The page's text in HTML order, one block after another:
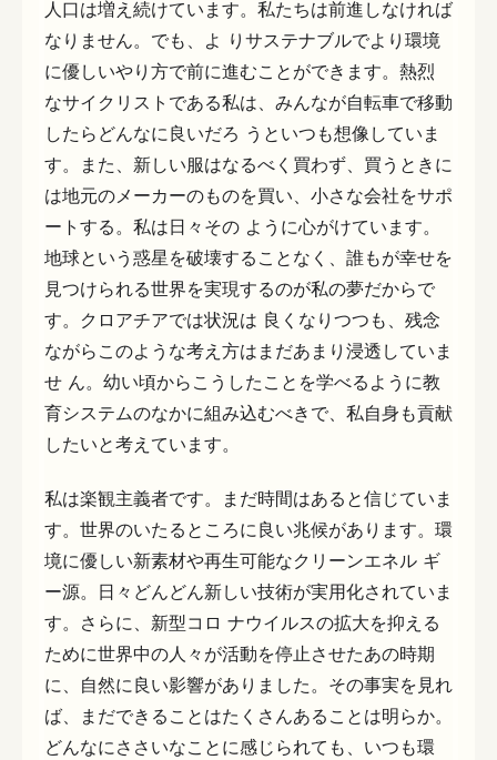
人口は増え続けています。私たちは前進しなければ
なりません。でも、よ りサステナブルでより環境
に優しいやり方で前に進むことができます。熱烈
なサイクリストである私は、みんなが自転車で移動
したらどんなに良いだろ うといつも想像していま
す。また、新しい服はなるべく買わず、買うときに
は地元のメーカーのものを買い、小さな会社をサポ
ートする。私は日々その ように心がけています。
地球という惑星を破壊することなく、誰もが幸せを
見つけられる世界を実現するのが私の夢だからで
す。クロアチアでは状況は 良くなりつつも、残念
ながらこのような考え方はまだあまり浸透していま
せ ん。幼い頃からこうしたことを学べるように教
育システムのなかに組み込むべきで、私自身も貢献
したいと考えています。
私は楽観主義者です。まだ時間はあると信じていま
す。世界のいたるところに良い兆候があります。環
境に優しい新素材や再生可能なクリーンエネル ギ
ー源。日々どんどん新しい技術が実用化されていま
す。さらに、新型コロ ナウイルスの拡大を抑える
ために世界中の人々が活動を停止させたあの時期
に、自然に良い影響がありました。その事実を見れ
ば、まだできることはたくさんあることは明らか。
どんなにささいなことに感じられても、いつも環